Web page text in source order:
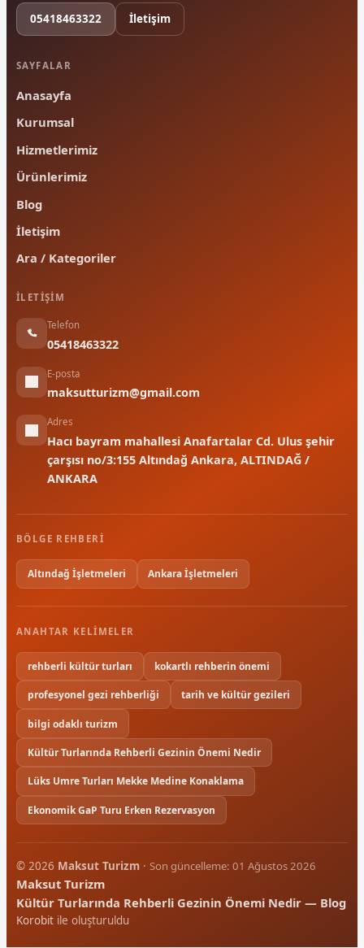
05418463322 İletişim
SAYFALAR
Anasayfa
Kurumsal
Hizmetlerimiz
Ürünlerimiz
Blog
İletişim
Ara / Kategoriler
İLETIŞIM
Telefon
05418463322
E-posta
maksutturizm@gmail.com
Adres
Hacı bayram mahallesi Anafartalar Cd. Ulus şehir
çarşısı no/3:155 Altındağ Ankara, ALTINDAĞ /
ANKARA
BÖLGE REHBERI
Altındağ İşletmeleri Ankara İşletmeleri
ANAHTAR KELIMELER
rehberli kültür turları kokartlı rehberin önemi
profesyonel gezi rehberliği tarih ve kültür gezileri
bilgi odaklı turizm
Kültür Turlarında Rehberli Gezinin Önemi Nedir
Lüks Umre Turları Mekke Medine Konaklama
Ekonomik GaP Turu Erken Rezervasyon
© 2026 Maksut Turizm · Son güncelleme: 01 Ağustos 2026
Maksut Turizm
Kültür Turlarında Rehberli Gezinin Önemi Nedir — Blog
Korobit ile oluşturuldu